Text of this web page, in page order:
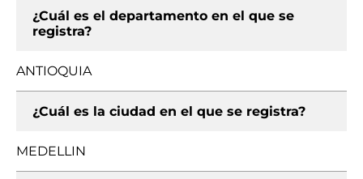
¿Cuál es el departamento en el que se
registra?
ANTIOQUIA
¿Cuál es la ciudad en el que se registra?
MEDELLIN